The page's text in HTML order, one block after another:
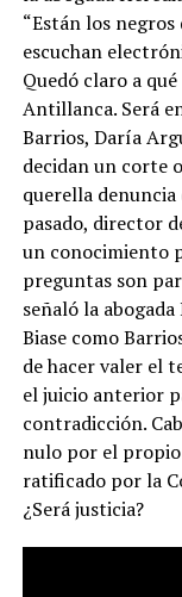
“Están los negros
escuchan
Quedó claro a
Antillanca. Será
Barrios, Daría
decidan un corte
querella denuncia
pasado, director
un conocimiento
preguntas son
señaló la
Biase como
de hacer valer el
el juicio anterior
contradicción.
nulo por el
ratificado por la
¿Será justicia?